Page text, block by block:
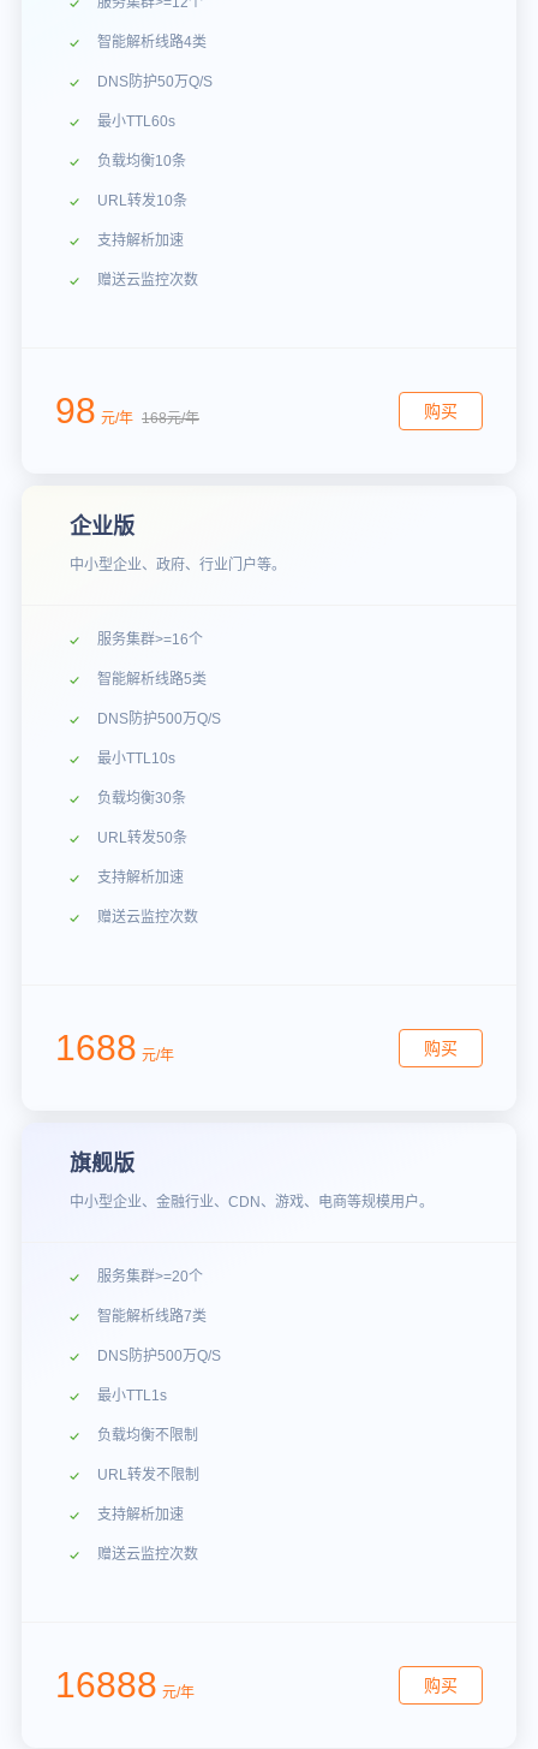
智能解析线路4类
DNS防护50万Q/S
最小TTL60s
负载均衡10条
URL转发10条
支持解析加速
赠送云监控次数
98 元/年 168元/年 购买
企业版
中小型企业、政府、行业门户等。
服务集群>=16个
智能解析线路5类
DNS防护500万Q/S
最小TTL10s
负载均衡30条
URL转发50条
支持解析加速
赠送云监控次数
1688 元/年 购买
旗舰版
中小型企业、金融行业、CDN、游戏、电商等规模用户。
服务集群>=20个
智能解析线路7类
DNS防护500万Q/S
最小TTL1s
负载均衡不限制
URL转发不限制
支持解析加速
赠送云监控次数
16888 元/年 购买